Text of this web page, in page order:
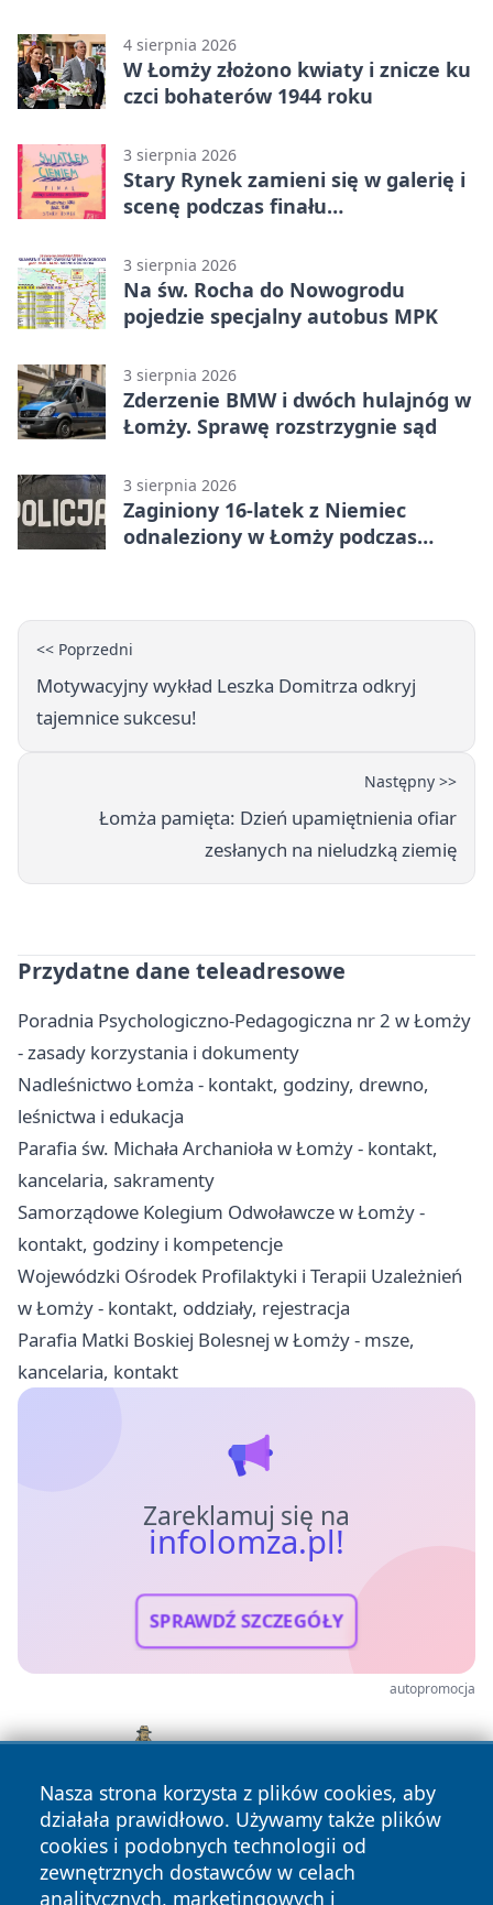
4 sierpnia 2026
W Łomży złożono kwiaty i znicze ku
czci bohaterów 1944 roku
3 sierpnia 2026
Stary Rynek zamieni się w galerię i
scenę podczas finału
3 sierpnia 2026
Na św. Rocha do Nowogrodu
pojedzie specjalny autobus MPK
3 sierpnia 2026
Zderzenie BMW i dwóch hulajnóg w
Łomży. Sprawę rozstrzygnie sąd
3 sierpnia 2026
Zaginiony 16-latek z Niemiec
odnaleziony w Łomży podczas
<< Poprzedni
Motywacyjny wykład Leszka Domitrza odkryj
tajemnice sukcesu!
Następny >>
Łomża pamięta: Dzień upamiętnienia ofiar
zesłanych na nieludzką ziemię
Przydatne dane teleadresowe
Poradnia Psychologiczno-Pedagogiczna nr 2 w Łomży
- zasady korzystania i dokumenty
Nadleśnictwo Łomża - kontakt, godziny, drewno,
leśnictwa i edukacja
Parafia św. Michała Archanioła w Łomży - kontakt,
kancelaria, sakramenty
Samorządowe Kolegium Odwoławcze w Łomży -
kontakt, godziny i kompetencje
Wojewódzki Ośrodek Profilaktyki i Terapii Uzależnień
w Łomży - kontakt, oddziały, rejestracja
Parafia Matki Boskiej Bolesnej w Łomży - msze,
kancelaria, kontakt
Zareklamuj się na
infolomza.pl!
SPRAWDŹ SZCZEGÓŁY
autopromocja
Nasza strona korzysta z plików cookies, aby
działała prawidłowo. Używamy także plików
cookies i podobnych technologii od
zewnętrznych dostawców w celach
analitycznych, marketingowych i